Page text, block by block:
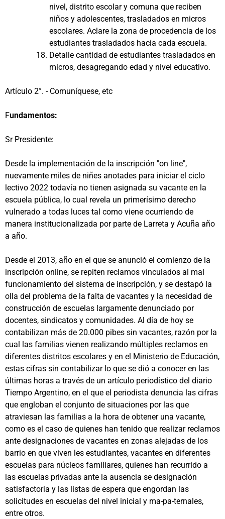
nivel, distrito escolar y comuna que reciben
niños y adolescentes, trasladados en micros
escolares. Aclare la zona de procedencia de los
estudiantes trasladados hacia cada escuela.
Detalle cantidad de estudiantes trasladados en
micros, desagregando edad y nivel educativo.
Artículo 2°. - Comuníquese, etc
Fundamentos:
Sr Presidente:
Desde la implementación de la inscripción "on line",
nuevamente miles de niñes anotades para iniciar el ciclo
lectivo 2022 todavía no tienen asignada su vacante en la
escuela pública, lo cual revela un primerísimo derecho
vulnerado a todas luces tal como viene ocurriendo de
manera institucionalizada por parte de Larreta y Acuña año
a año.
Desde el 2013, año en el que se anunció el comienzo de la
inscripción online, se repiten reclamos vinculados al mal
funcionamiento del sistema de inscripción, y se destapó la
olla del problema de la falta de vacantes y la necesidad de
construcción de escuelas largamente denunciado por
docentes, sindicatos y comunidades. Al día de hoy se
contabilizan más de 20.000 pibes sin vacantes, razón por la
cual las familias vienen realizando múltiples reclamos en
diferentes distritos escolares y en el Ministerio de Educación,
estas cifras sin contabilizar lo que se dió a conocer en las
últimas horas a través de un artículo periodístico del diario
Tiempo Argentino, en el que el periodista denuncia las cifras
que engloban el conjunto de situaciones por las que
atraviesan las familias a la hora de obtener una vacante,
como es el caso de quienes han tenido que realizar reclamos
ante designaciones de vacantes en zonas alejadas de los
barrio en que viven les estudiantes, vacantes en diferentes
escuelas para núcleos familiares, quienes han recurrido a
las escuelas privadas ante la ausencia se designación
satisfactoria y las listas de espera que engordan las
solicitudes en escuelas del nivel inicial y ma-pa-ternales,
entre otros.